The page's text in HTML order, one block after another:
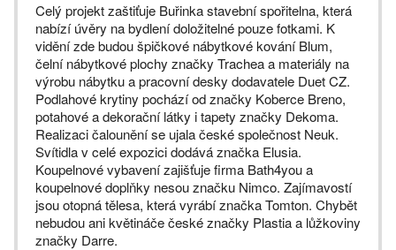
Celý projekt zaštiťuje Buřinka stavební spořitelna, která
nabízí úvěry na bydlení doložitelné pouze fotkami. K
vidění zde budou špičkové nábytkové kování Blum,
čelní nábytkové plochy značky Trachea a materiály na
výrobu nábytku a pracovní desky dodavatele Duet CZ.
Podlahové krytiny pochází od značky Koberce Breno,
potahové a dekorační látky i tapety značky Dekoma.
Realizaci čalounění se ujala české společnost Neuk.
Svítidla v celé expozici dodává značka Elusia.
Koupelnové vybavení zajišťuje firma Bath4you a
koupelnové doplňky nesou značku Nimco. Zajímavostí
jsou otopná tělesa, která vyrábí značka Tomton. Chybět
nebudou ani květináče české značky Plastia a lůžkoviny
značky Darre.